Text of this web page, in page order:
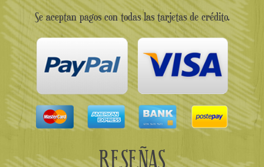
Se aceptan pagos con todas las tarjetas de crédito.
RESEÑAS